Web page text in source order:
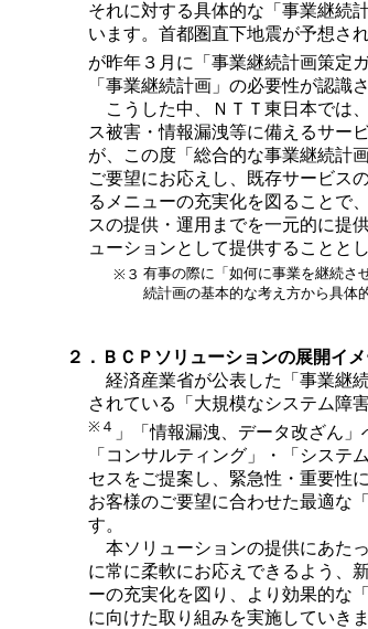
それに対する具体的な「事業継続
います。首都圏直下地震が予想さ
が昨年３月に「事業継続計画策定
「事業継続計画」の必要性が認識
こうした中、ＮＴＴ東日本では
ス被害・情報漏洩等に備えるサー
が、この度「総合的な事業継続計
ご要望にお応えし、既存サービス
るメニューの充実化を図ることで
スの提供・運用までを一元的に提
ューションとして提供することとし
※３ 有事の際に「如何に事業を継続さ
続計画の基本的な考え方から具体
２．ＢＣＰソリューションの展開イ
経済産業省が公表した「事業継
されている「大規模なシステム障
※４ 」「情報漏洩、データ改ざん
「コンサルティング」・「システ
セスをご提案し、緊急性・重要性
お客様のご要望に合わせた最適な
す。
本ソリューションの提供にあた
に常に柔軟にお応えできるよう、
ーの充実化を図り、より効果的な
に向けた取り組みを実施していきま